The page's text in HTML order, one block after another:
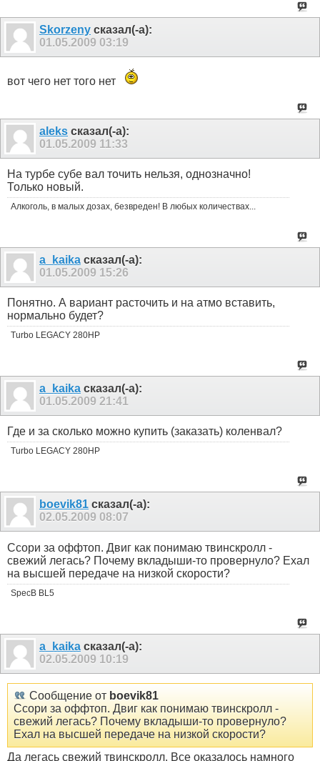
Skorzeny сказал(-а):
01.05.2009 03:19
вот чего нет того нет
aleks сказал(-а):
01.05.2009 11:33
На турбе субе вал точить нельзя, однозначно!
Только новый.
Алкоголь, в малых дозах, безвреден! В любых количествах...
a_kaika сказал(-а):
01.05.2009 15:26
Понятно. А вариант расточить и на атмо вставить,
нормально будет?
Turbo LEGACY 280HP
a_kaika сказал(-а):
01.05.2009 21:41
Где и за сколько можно купить (заказать) коленвал?
Turbo LEGACY 280HP
boevik81 сказал(-а):
02.05.2009 08:07
Ссори за оффтоп. Двиг как понимаю твинскролл -
свежий легась? Почему вкладыши-то провернуло? Ехал
на высшей передаче на низкой скорости?
SpecB BL5
a_kaika сказал(-а):
02.05.2009 10:19
Сообщение от boevik81
Ссори за оффтоп. Двиг как понимаю твинскролл -
свежий легась? Почему вкладыши-то провернуло?
Ехал на высшей передаче на низкой скорости?
Да легась свежий твинскролл. Все оказалось намного